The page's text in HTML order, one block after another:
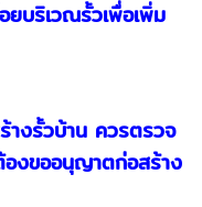
ยบริเวณรั้วเพื่อเพิ่ม
างรั้วบ้าน ควรตรวจ
องขออนุญาตก่อสร้าง